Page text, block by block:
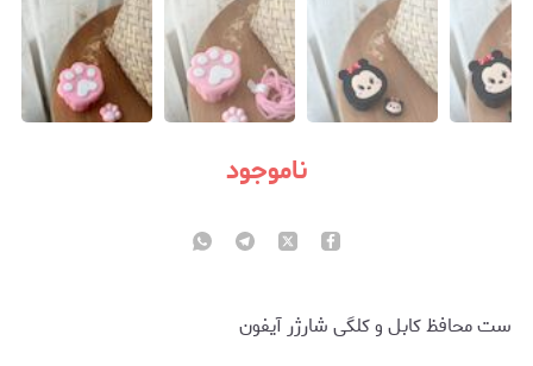
ناموجود
ست محافظ کابل و کلگی شارژر آیفون